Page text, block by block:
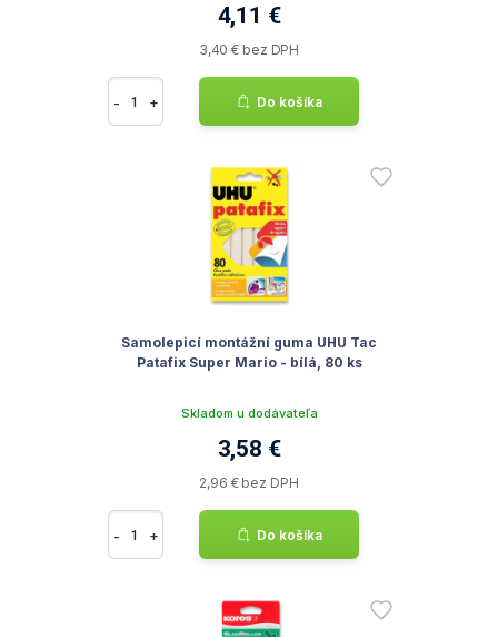
4,11 €
3,40 € bez DPH
- + Do košíka
Samolepicí montážní guma UHU Tac
Patafix Super Mario - bílá, 80 ks
Skladom u dodávateľa
3,58 €
2,96 € bez DPH
- + Do košíka